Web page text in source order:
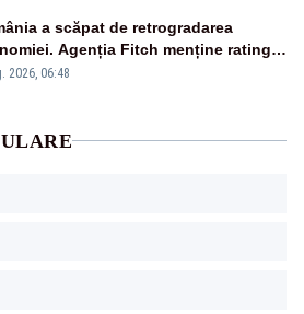
a scăpat de retrogradarea
Agenția Fitch menține ratingul
” cu perspectivă negativă
2026, 06:48